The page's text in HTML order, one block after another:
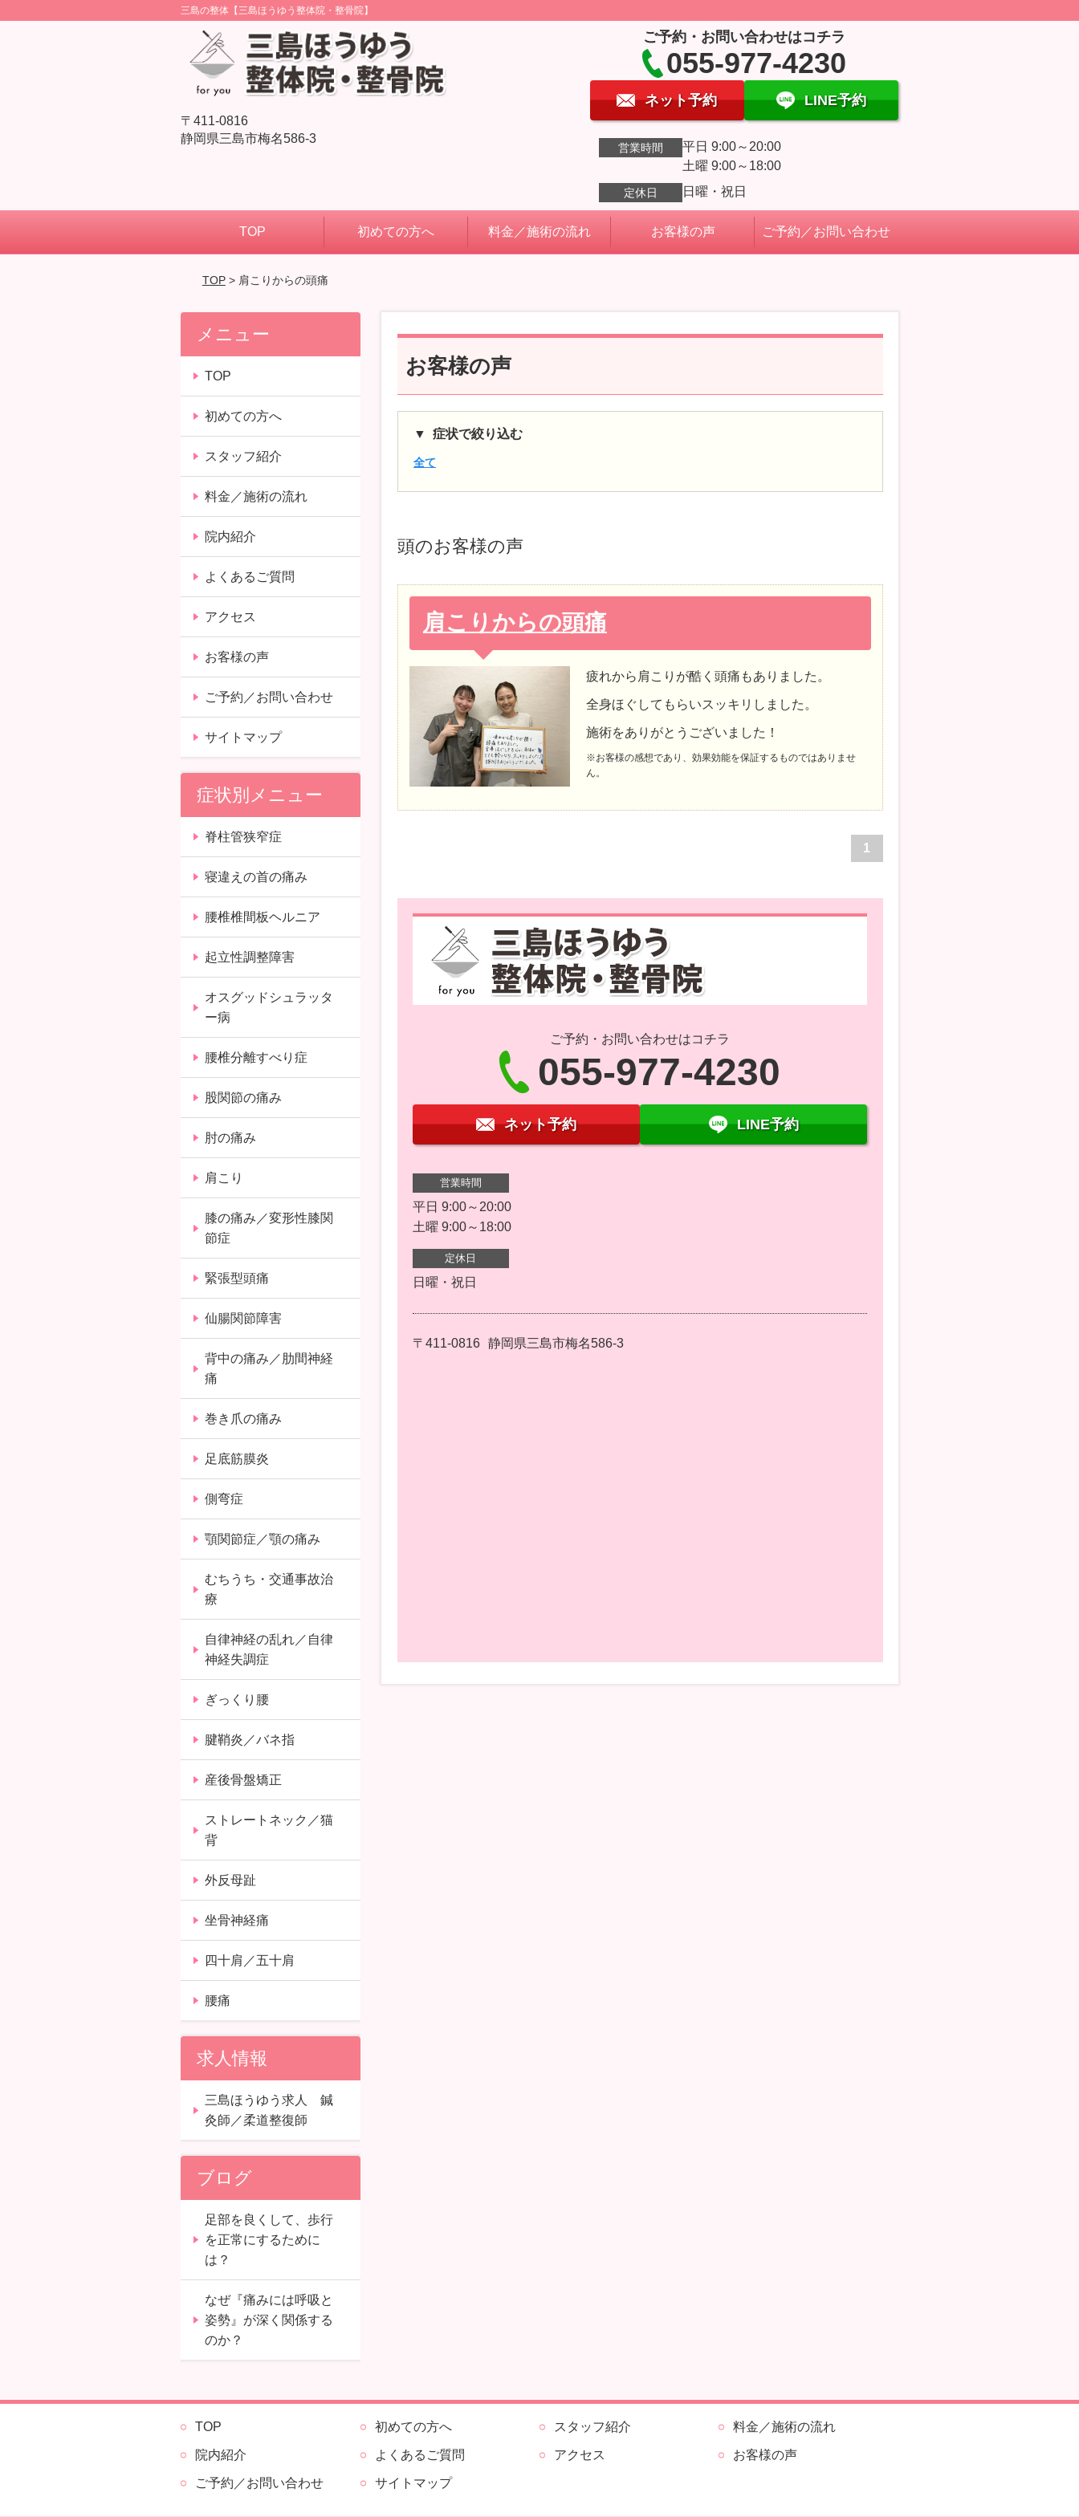
三島の整体【三島ほうゆう整体院・整骨院】
〒411-0816
静岡県三島市梅名586-3
ご予約・お問い合わせはコチラ
055-977-4230
ネット予約 LINE予約
営業時間
平日 9:00～20:00
土曜 9:00～18:00
定休日 日曜・祝日
TOP 初めての方へ 料金／施術の流れ お客様の声 ご予約／お問い合わせ
TOP> 肩こりからの頭痛
お客様の声
症状で絞り込む
全て
頭のお客様の声
肩こりからの頭痛
疲れから肩こりが酷く頭痛もありました。
全身ほぐしてもらいスッキリしました。
施術をありがとうございました！
※お客様の感想であり、効果効能を保証するものではありませ
ん。
1
ご予約・お問い合わせはコチラ
055-977-4230
ネット予約 LINE予約
営業時間
平日 9:00～20:00
土曜 9:00～18:00
定休日
日曜・祝日
〒411-0816 静岡県三島市梅名586-3
メニュー
TOP
初めての方へ
スタッフ紹介
料金／施術の流れ
院内紹介
よくあるご質問
アクセス
お客様の声
ご予約／お問い合わせ
サイトマップ
症状別メニュー
脊柱管狭窄症
寝違えの首の痛み
腰椎椎間板ヘルニア
起立性調整障害
オスグッドシュラッタ
ー病
腰椎分離すべり症
股関節の痛み
肘の痛み
肩こり
膝の痛み／変形性膝関
節症
緊張型頭痛
仙腸関節障害
背中の痛み／肋間神経
痛
巻き爪の痛み
足底筋膜炎
側弯症
顎関節症／顎の痛み
むちうち・交通事故治
療
自律神経の乱れ／自律
神経失調症
ぎっくり腰
腱鞘炎／バネ指
産後骨盤矯正
ストレートネック／猫
背
外反母趾
坐骨神経痛
四十肩／五十肩
腰痛
求人情報
三島ほうゆう求人 鍼
灸師／柔道整復師
ブログ
足部を良くして、歩行
を正常にするために
は？
なぜ『痛みには呼吸と
姿勢』が深く関係する
のか？
TOP 初めての方へ スタッフ紹介 料金／施術の流れ
院内紹介 よくあるご質問 アクセス お客様の声
ご予約／お問い合わせ サイトマップ